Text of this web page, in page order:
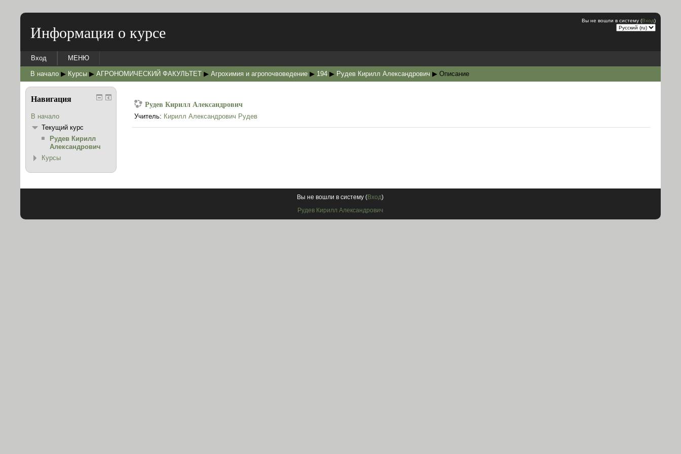
Информация о курсе
Вы не вошли в систему (Вход)
Вход МЕНЮ
В начало ▶ Курсы ▶ АГРОНОМИЧЕСКИЙ ФАКУЛЬТЕТ ▶ Агрохимия и агропочвоведение ▶ 194 ▶ Рудев Кирилл Александрович ▶ Описание
Рудев Кирилл Александрович
Учитель: Кирилл Александрович Рудев
Навигация
В начало
Текущий курс
Рудев Кирилл
Александрович
Курсы
Вы не вошли в систему (Вход)
Рудев Кирилл Александрович